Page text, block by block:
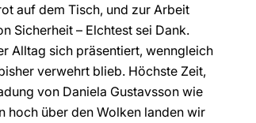
auf dem Tisch, und zur Arbeit
Sicherheit – Elchtest sei Dank.
Alltag sich präsentiert, wenngleich
verwehrt blieb. Höchste Zeit,
von Daniela Gustavsson wie
hoch über den Wolken landen wir